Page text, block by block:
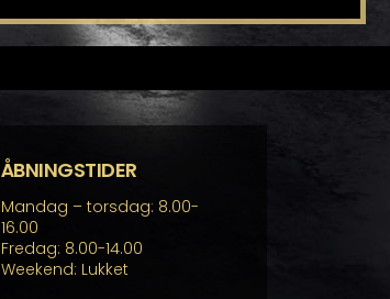
ÅBNINGSTIDER
Mandag – torsdag: 8.00-
16.00
Fredag: 8.00-14.00
Weekend: Lukket